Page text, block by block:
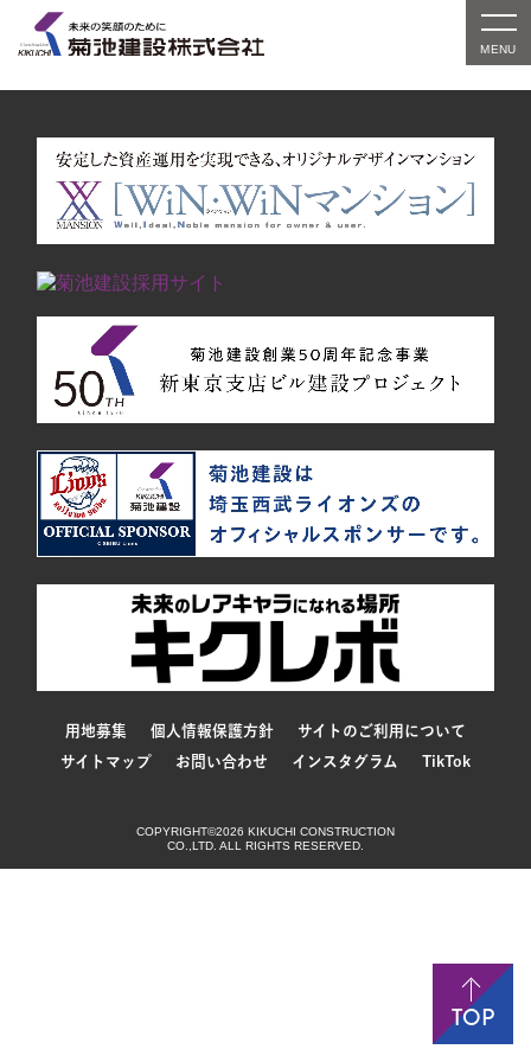
対象の実績紹介はまだありません。別条件でお探しい
ただくか、検索窓をご利用ください。
用地募集 個人情報保護方針
サイトのご利用について
サイトマップ
お問い合わせ インスタグラム TikTok
COPYRIGHT©2026 KIKUCHI CONSTRUCTION
CO.,LTD. ALL RIGHTS RESERVED.